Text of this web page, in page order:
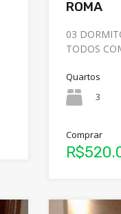
ROMA
03
TODOS
Quartos
3
Comprar